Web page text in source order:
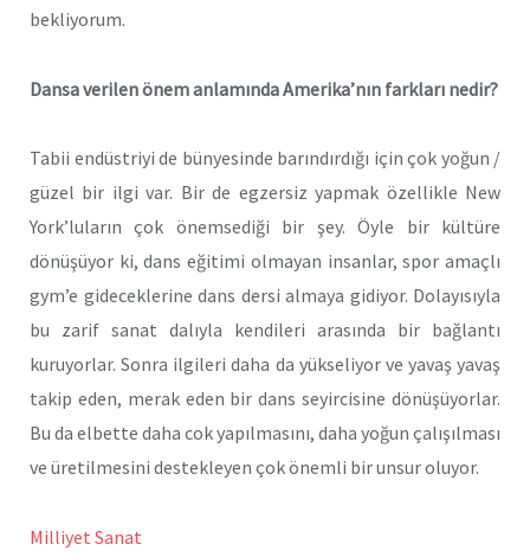
bekliyorum.
Dansa verilen önem anlamında Amerika’nın farkları nedir?
Tabii endüstriyi de bünyesinde barındırdığı için çok yoğun /
güzel bir ilgi var. Bir de egzersiz yapmak özellikle New
York’luların çok önemsediği bir şey. Öyle bir kültüre
dönüşüyor ki, dans eğitimi olmayan insanlar, spor amaçlı
gym’e gideceklerine dans dersi almaya gidiyor. Dolayısıyla
bu zarif sanat dalıyla kendileri arasında bir bağlantı
kuruyorlar. Sonra ilgileri daha da yükseliyor ve yavaş yavaş
takip eden, merak eden bir dans seyircisine dönüşüyorlar.
Bu da elbette daha cok yapılmasını, daha yoğun çalışılması
ve üretilmesini destekleyen çok önemli bir unsur oluyor.
Milliyet Sanat